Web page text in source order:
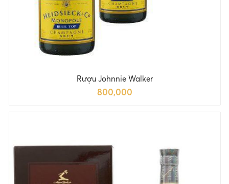
Rượu Johnnie Walker
800,000